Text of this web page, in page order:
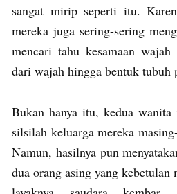
sangat mirip seperti itu.
mereka juga sering-sering
mencari tahu kesamaan
dari wajah hingga bentuk tubuh
Bukan hanya itu, kedua
silsilah keluarga mereka
Namun, hasilnya pun
dua orang asing yang